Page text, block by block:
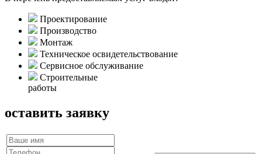
Проектирование
Производство
Монтаж
Техническое освидетельствование
Сервисное обслуживание
Строительные
работы
оставить заявку